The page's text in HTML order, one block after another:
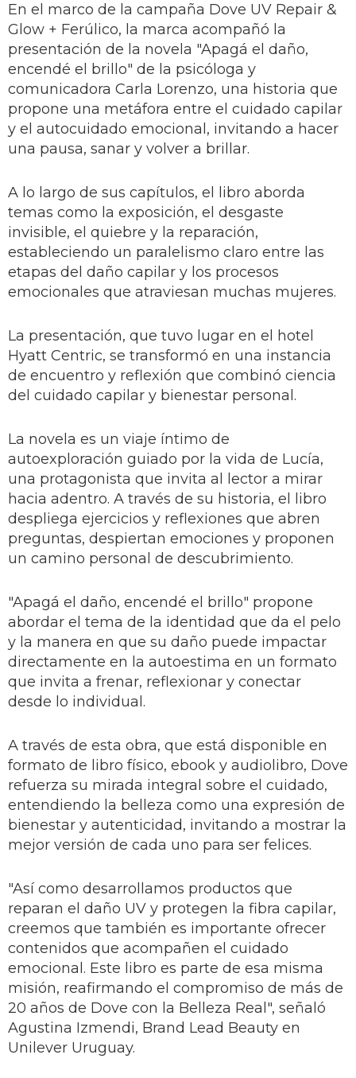
En el marco de la campaña Dove UV Repair &
Glow + Ferúlico, la marca acompañó la
presentación de la novela "Apagá el daño,
encendé el brillo" de la psicóloga y
comunicadora Carla Lorenzo, una historia que
propone una metáfora entre el cuidado capilar
y el autocuidado emocional, invitando a hacer
una pausa, sanar y volver a brillar.
A lo largo de sus capítulos, el libro aborda
temas como la exposición, el desgaste
invisible, el quiebre y la reparación,
estableciendo un paralelismo claro entre las
etapas del daño capilar y los procesos
emocionales que atraviesan muchas mujeres.
La presentación, que tuvo lugar en el hotel
Hyatt Centric, se transformó en una instancia
de encuentro y reflexión que combinó ciencia
del cuidado capilar y bienestar personal.
La novela es un viaje íntimo de
autoexploración guiado por la vida de Lucía,
una protagonista que invita al lector a mirar
hacia adentro. A través de su historia, el libro
despliega ejercicios y reflexiones que abren
preguntas, despiertan emociones y proponen
un camino personal de descubrimiento.
"Apagá el daño, encendé el brillo" propone
abordar el tema de la identidad que da el pelo
y la manera en que su daño puede impactar
directamente en la autoestima en un formato
que invita a frenar, reflexionar y conectar
desde lo individual.
A través de esta obra, que está disponible en
formato de libro físico, ebook y audiolibro, Dove
refuerza su mirada integral sobre el cuidado,
entendiendo la belleza como una expresión de
bienestar y autenticidad, invitando a mostrar la
mejor versión de cada uno para ser felices.
"Así como desarrollamos productos que
reparan el daño UV y protegen la fibra capilar,
creemos que también es importante ofrecer
contenidos que acompañen el cuidado
emocional. Este libro es parte de esa misma
misión, reafirmando el compromiso de más de
20 años de Dove con la Belleza Real", señaló
Agustina Izmendi, Brand Lead Beauty en
Unilever Uruguay.